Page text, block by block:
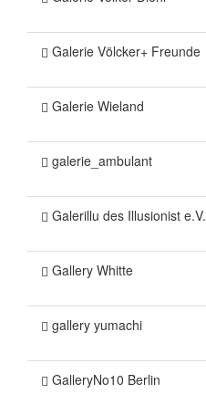
Galerie Völcker+ Freunde
Galerie Wieland
galerie_ambulant
Galerillu des Illusionist e.V.
Gallery Whitte
gallery yumachi
GalleryNo10 Berlin